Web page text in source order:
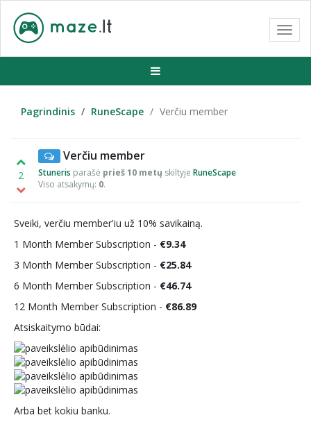
Pagrindinis RuneScape Verčiu member
2
Verčiu member
Stuneris parašė prieš 10 metų skiltyje RuneScape
Viso atsakymų: 0.
Sveiki, verčiu member'iu už 10% savikainą.
1 Month Member Subscription - €9.34
3 Month Member Subscription - €25.84
6 Month Member Subscription - €46.74
12 Month Member Subscription - €86.89
Atsiskaitymo būdai:
Arba bet kokiu banku.